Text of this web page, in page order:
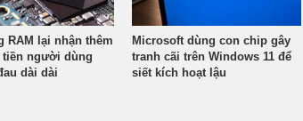
RAM lại nhận thêm
người dùng
dài dài
Microsoft dùng con chip gây
tranh cãi trên Windows 11 để
siết kích hoạt lậu